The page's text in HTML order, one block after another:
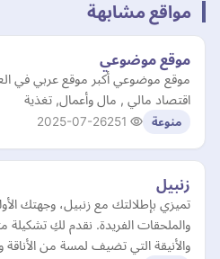
مواقع مشابهة
موقع موضوعي
موقع موضوعي أكبر موقع عربي في
اقتصاد مالي , مال وأعمال, تغذية
منوعة 2025-07-26
زنبيل
تميزي بإطلالتك مع زنبيل، وجهتك
والملحقات الفريدة. نقدم لكِ تشكيلة
والأنيقة التي تضيف لمسة من الأناقة